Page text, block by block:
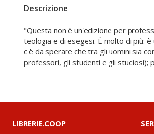
Descrizione
"Questa non è un'edizione per
teologia e di esegesi. È molto di più:
c'è da sperare che tra gli uomini sia
professori, gli studenti e gli studiosi);
Nazaret trova l'unico approdo
insidiata navigazione" (card.
LIBRERIE.COOP